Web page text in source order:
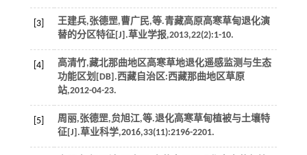
[3] 王建兵,张德罡,曹广民,等.青藏高原高寒草甸退化演
替的分区特征[J].草业学报,2013,22(2):1-10.
[4]
高清竹,藏北那曲地区高寒草地退化遥感监测与生态
功能区划[DB].西藏自治区:西藏那曲地区草原
站,2012-04-23.
[5] 周丽,张德罡,贠旭江,等.退化高寒草甸植被与土壤特
征[J].草业科学,2016,33(11):2196-2201.